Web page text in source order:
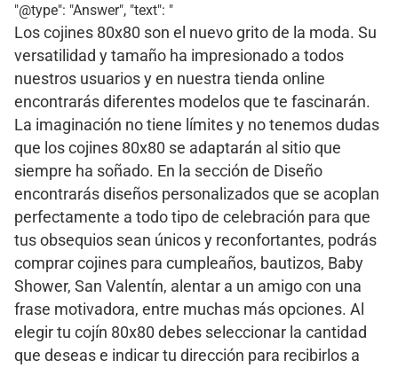
"@type": "Answer", "text": "
Los cojines 80x80 son el nuevo grito de la moda. Su
versatilidad y tamaño ha impresionado a todos
nuestros usuarios y en nuestra tienda online
encontrarás diferentes modelos que te fascinarán.
La imaginación no tiene límites y no tenemos dudas
que los cojines 80x80 se adaptarán al sitio que
siempre ha soñado. En la sección de Diseño
encontrarás diseños personalizados que se acoplan
perfectamente a todo tipo de celebración para que
tus obsequios sean únicos y reconfortantes, podrás
comprar cojines para cumpleaños, bautizos, Baby
Shower, San Valentín, alentar a un amigo con una
frase motivadora, entre muchas más opciones. Al
elegir tu cojín 80x80 debes seleccionar la cantidad
que deseas e indicar tu dirección para recibirlos a